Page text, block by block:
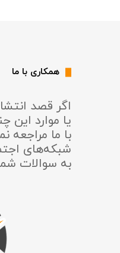
همکاری با ما
اگر قصد
یا موارد این
با ما مراجعه
شبکه‌های
به سوالات